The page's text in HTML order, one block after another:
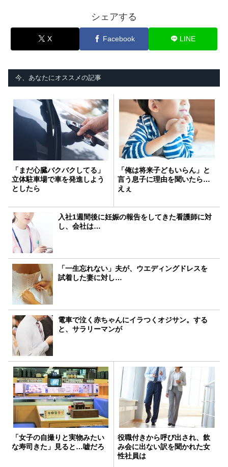
シェアする
X Facebook LINE
今、あなたにオススメの記事
「まだ心臓バクバクしてる」
立体駐車場で車を発進しよう
としたら
「俺は将来子どもいらん」と
言う息子に理由を聞いたら…
えぇ
入社1週間後に妊娠の報告をしてきた看護師に対
し、会社は…
「一生忘れない」夫が、ウエディングドレスを
試着した妻に対し…
電車で泣く赤ちゃんにイラつくオジサン。する
と、サラリーマンが
「女子の自撮りと実物みたい
な寿司きた」見ると…嘘だろ
役職付きから呼び出され、飲
み会に出ない訳を聞かれた女
性社員は